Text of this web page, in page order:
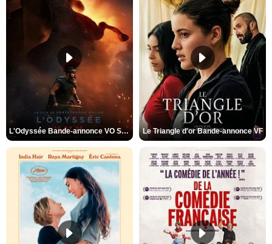
L'Odyssée Bande-annonce VO STFR Le Triangle d'or Bande-annonce VF